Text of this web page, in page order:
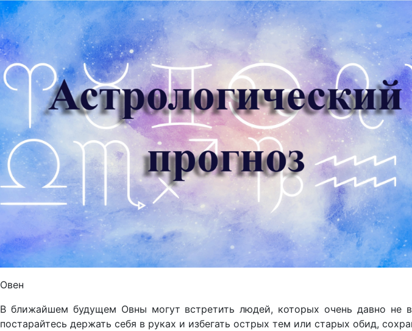
Овен
В ближайшем будущем Овны могут встретить людей, которых очень давно не
постарайтесь держать себя в руках и избегать острых тем или старых обид,